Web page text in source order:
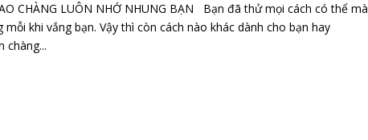
CHÀNG LUÔN NHỚ NHUNG BẠN Bạn đã thử mọi cách có thể mà
khi vắng bạn. Vậy thì còn cách nào khác dành cho bạn hay
chàng...